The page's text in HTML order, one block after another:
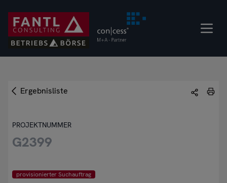
zum
Inhalt
Ergebnisliste
PROJEKTNUMMER
G2399
provisionierter Suchauftrag